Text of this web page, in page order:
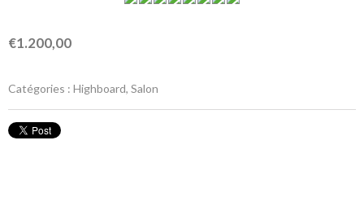
€1.200,00
Catégories : Highboard, Salon